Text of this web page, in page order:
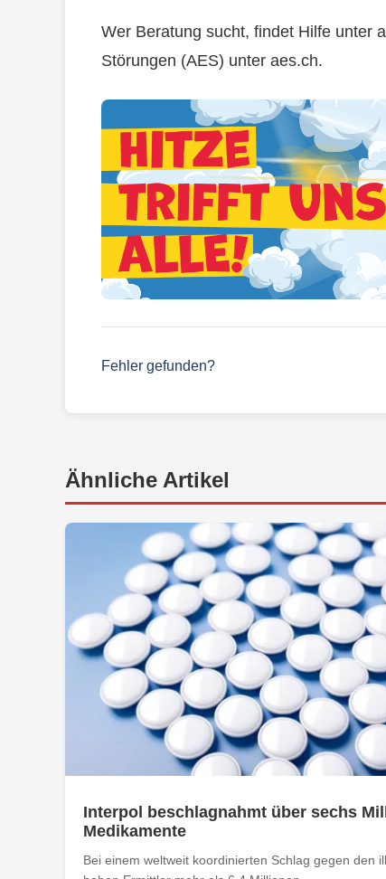
Wer Beratung sucht, findet Hilfe unter
Störungen (AES) unter aes.ch.
Fehler gefunden?
Ähnliche Artikel
Interpol beschlagnahmt über sechs
Medikamente
Bei einem weltweit koordinierten Schlag gegen den